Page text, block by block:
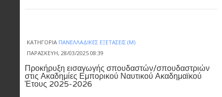
ΚΑΤΗΓΟΡΊΑ ΠΑΝΕΛΛΑΔΙΚΈΣ ΕΞΕΤΆΣΕΙΣ (Μ)
ΠΑΡΑΣΚΕΥΉ, 28/03/2025 08:39
Προκήρυξη εισαγωγής σπουδαστών/σπουδαστριών
στις Ακαδημίες Εμπορικού Ναυτικού Ακαδημαϊκού
Έτους 2025-2026